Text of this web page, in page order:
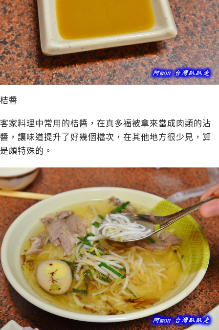
桔醬
客家料理中常用的桔醬，在真多福被拿來當成肉類的沾
醬，讓味道提升了好幾個檔次，在其他地方很少見，算
是頗特殊的。